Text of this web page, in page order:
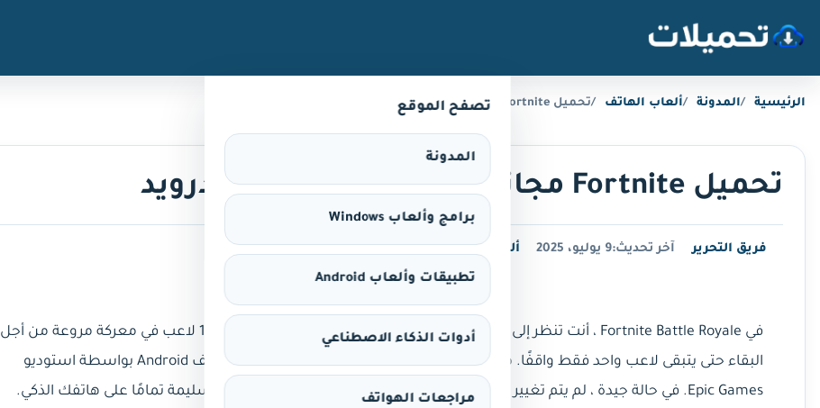
تصفح الموقع
المدونة
برامج وألعاب Windows
تطبيقات وألعاب Android
أدوات الذكاء الاصطناعي
مراجعات الهواتف
الرئيسية المدونة ألعاب الهاتف تحميل Fortnite مجانا أحدث إصدار على الأندرويد
تحميل Fortnite مجانا أحدث إصدار على الأندرويد
فريق التحرير آخر تحديث:9 يوليو، 2025 ألعاب الهاتف
في Fortnite Battle Royale ، أنت تنظر إلى قتال متعدد اللاعبين عبر الإنترنت حيث يشارك 100 لاعب في معركة مروعة من أجل
البقاء حتى يتبقى لاعب واحد فقط واقفًا. هذه المرة ، تأتي لعبة Fortnite Battle Royale بتكييف Android بواسطة استوديو
Epic Games. في حالة جيدة ، لم يتم تغيير أي من المشاهد الأصلية أو نظام اللعبة ، وتركت سليمة تمامًا على هاتفك الذكي.